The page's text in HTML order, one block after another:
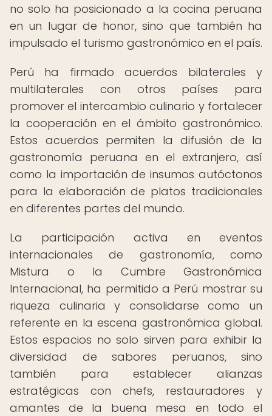
no solo ha posicionado a la cocina peruana
en un lugar de honor, sino que también ha
impulsado el turismo gastronómico en el país.
Perú ha firmado acuerdos bilaterales y
multilaterales con otros países para
promover el intercambio culinario y fortalecer
la cooperación en el ámbito gastronómico.
Estos acuerdos permiten la difusión de la
gastronomía peruana en el extranjero, así
como la importación de insumos autóctonos
para la elaboración de platos tradicionales
en diferentes partes del mundo.
La participación activa en eventos
internacionales de gastronomía, como
Mistura o la Cumbre Gastronómica
Internacional, ha permitido a Perú mostrar su
riqueza culinaria y consolidarse como un
referente en la escena gastronómica global.
Estos espacios no solo sirven para exhibir la
diversidad de sabores peruanos, sino
también para establecer alianzas
estratégicas con chefs, restauradores y
amantes de la buena mesa en todo el